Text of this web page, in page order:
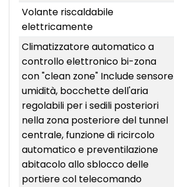
Volante riscaldabile
elettricamente
Climatizzatore automatico a
controllo elettronico bi-zona
con "clean zone" Include sensore
umidità, bocchette dell'aria
regolabili per i sedili posteriori
nella zona posteriore del tunnel
centrale, funzione di ricircolo
automatico e preventilazione
abitacolo allo sblocco delle
portiere col telecomando